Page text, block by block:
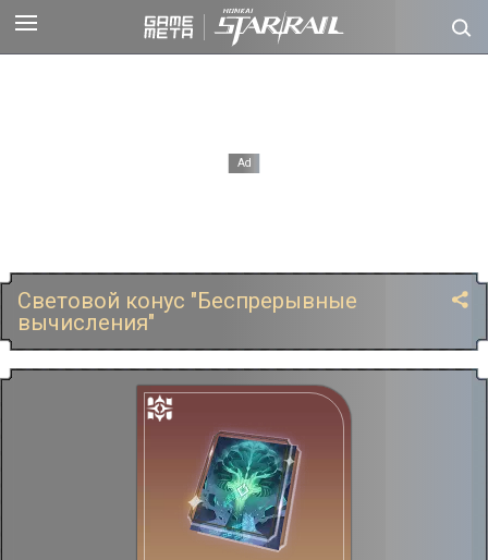
Световой конус "Беспрерывные
вычисления"